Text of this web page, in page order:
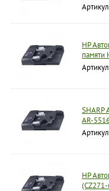
HP
памяти
SHARP
AR-
HP